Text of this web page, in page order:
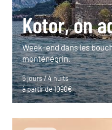
Kotor, on
Week-end dans les
monténégrin.
5 jours / 4 nuits
à partir de 1090€